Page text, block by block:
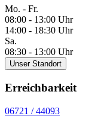
Mo. - Fr.
08:00 - 13:00 Uhr
14:00 - 18:30 Uhr
Sa.
08:30 - 13:00 Uhr
Unser Standort
Erreichbarkeit
06721 / 44093